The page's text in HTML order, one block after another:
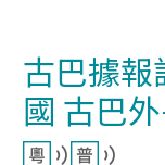
古巴據
國 古巴